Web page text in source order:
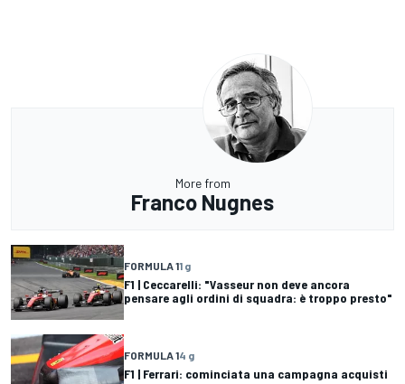
More from
Franco Nugnes
FORMULA 11 g
F1 | Ceccarelli: "Vasseur non deve ancora
pensare agli ordini di squadra: è troppo presto"
FORMULA 14 g
F1 | Ferrari: cominciata una campagna acquisti